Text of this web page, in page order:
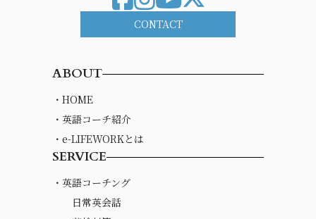
CONTACT
ABOUT
・HOME
・英語コーチ紹介
・e-LIFEWORKとは
SERVICE
・英語コーチング
日常英会話